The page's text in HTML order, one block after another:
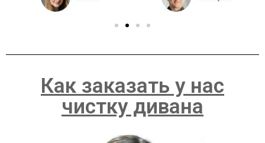
Как заказать у нас
чистку дивана